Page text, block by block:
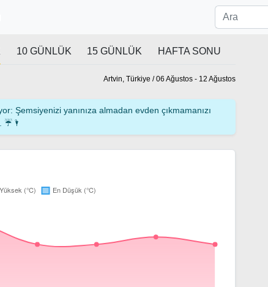
10 GÜNLÜK 15 GÜNLÜK HAFTA SONU
Artvin, Türkiye / 06 Ağustos - 12 Ağustos
Şemsiyenizi yanınıza almadan evden çıkmamanızı